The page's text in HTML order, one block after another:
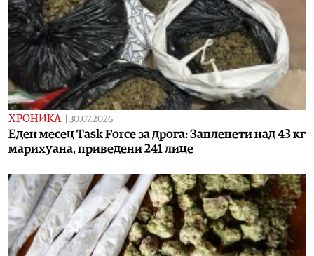
ХРОНИКА 30.07.2026
Еден месец Task Force за дрога: Запленети над 43 кг
марихуана, приведени 241 лице